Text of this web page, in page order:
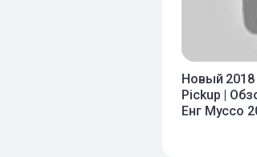
Новый 2018
Pickup |
Енг Муссо